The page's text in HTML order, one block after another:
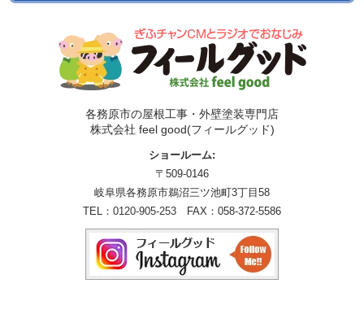
各務原市の屋根工事・外壁塗装専門店
株式会社 feel good(フィールグッド)
ショールーム:
〒509-0146
岐阜県各務原市鵜沼三ツ池町3丁目58
TEL： 0120-905-253 FAX：058-372-5586